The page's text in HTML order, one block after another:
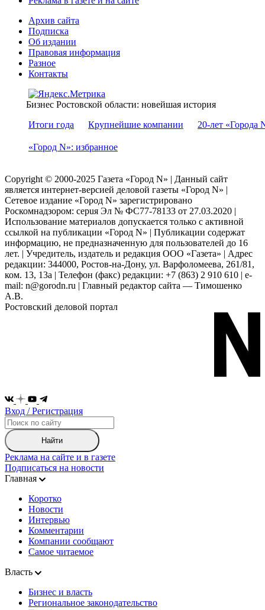
Архив сайта
Подписка
Об издании
Правовая информация
Разное
Контакты
Бизнес Ростовской области: новейшая история
Итоги года
Крупнейшие компании 20-лет «Города
«Город N»: избранное
Copyright © 2000-2025 Газета «Город N» | Данный сайт
является интернет-версией деловой газеты «Город N» |
Сетевое издание «Город N» зарегистрировано
Роскомнадзором: серuя Эл № ФС77-78133 от 27.03.2020 |
Использование материалов допускается только с активной
ссылкой на публикации «Город N» | Публикации содержат
информацию, не предназначенную для пользователей до 16
лет. | Учредитель, издатель и редакция ООО «Газета» | Адрес
редакции: 344000, Ростов-на-Дону, ул. Варфоломеева, 261/81,
ком. 13, 13а | Телефон (факс) редакции: +7 (863) 2 910 610 | e-
mail: n@gorodn.ru | Главный редактор сайта — Тимошенко
А.В.
Ростовский деловой портал
Вход / Регистрация
Найти
Реклама на сайте и в газете
Подписаться на новости
Главная
Коротко
Новости
Интервью
Комментарии
Компании сообщают
Самое читаемое
Власть
Бизнес и власть
Региональное законодательство